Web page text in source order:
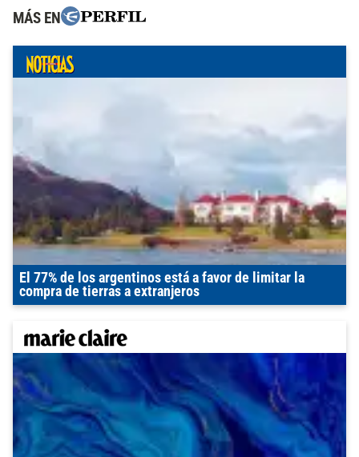
MÁS EN
El 77% de los argentinos está a favor de limitar la
compra de tierras a extranjeros